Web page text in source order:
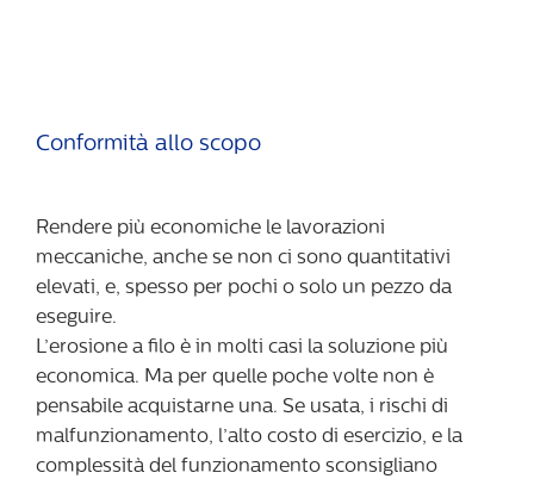
Conformità allo scopo
Rendere più economiche le lavorazioni
meccaniche, anche se non ci sono quantitativi
elevati, e, spesso per pochi o solo un pezzo da
eseguire.
L’erosione a filo è in molti casi la soluzione più
economica. Ma per quelle poche volte non è
pensabile acquistarne una. Se usata, i rischi di
malfunzionamento, l’alto costo di esercizio, e la
complessità del funzionamento sconsigliano